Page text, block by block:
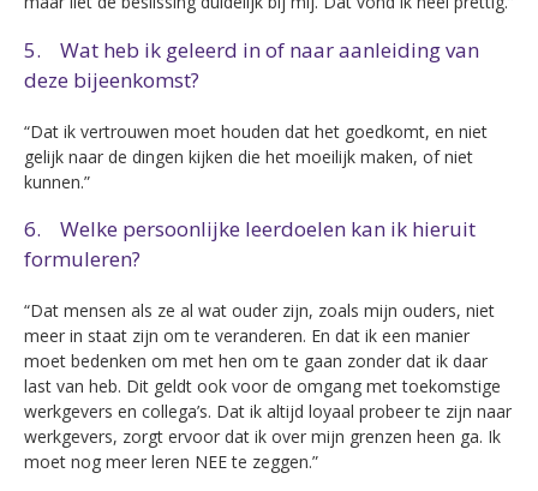
5. Wat heb ik geleerd in of naar aanleiding van
deze bijeenkomst?
“Dat ik vertrouwen moet houden dat het goedkomt, en niet
gelijk naar de dingen kijken die het moeilijk maken, of niet
kunnen.”
6. Welke persoonlijke leerdoelen kan ik hieruit
formuleren?
“Dat mensen als ze al wat ouder zijn, zoals mijn ouders, niet
meer in staat zijn om te veranderen. En dat ik een manier
moet bedenken om met hen om te gaan zonder dat ik daar
last van heb. Dit geldt ook voor de omgang met toekomstige
werkgevers en collega’s. Dat ik altijd loyaal probeer te zijn naar
werkgevers, zorgt ervoor dat ik over mijn grenzen heen ga. Ik
moet nog meer leren NEE te zeggen.”